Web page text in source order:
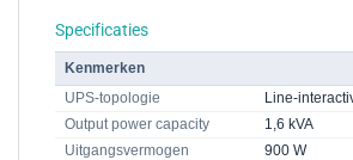
Specificaties
Kenmerken
UPS-topologie
Line-
Output power capacity
1,6 kVA
Uitgangsvermogen
900 W